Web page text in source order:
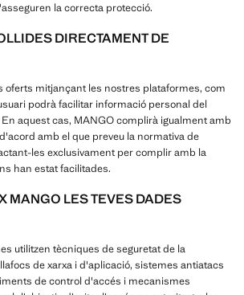
la correcta protecció.
DIRECTAMENT DE
oferts mitjançant les nostres plataformes, com
podrà facilitar informació personal del
aquest cas, MANGO complirà igualment amb
amb el que preveu la normativa de
les exclusivament per complir amb la
han estat facilitades.
MANGO LES TEVES DADES
utilitzen tècniques de seguretat de la
de xarxa i d'aplicació, sistemes antiatacs
de control d'accés i mecanismes